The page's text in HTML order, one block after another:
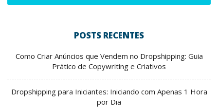
POSTS RECENTES
Como Criar Anúncios que Vendem no Dropshipping: Guia
Prático de Copywriting e Criativos
Dropshipping para Iniciantes: Iniciando com Apenas 1 Hora
por Dia